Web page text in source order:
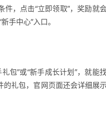
，点击“立即领取”，奖励就
手中心”入口。
包”或“新手成长计划”，就能
的礼包，官网页面还会详细展